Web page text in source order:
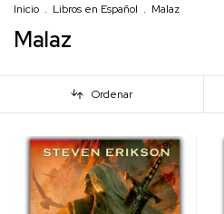
Inicio . Libros en Español . Malaz
Malaz
Ordenar